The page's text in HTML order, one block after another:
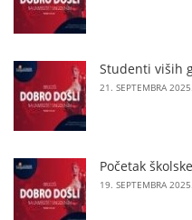
Studenti viših
21. SEPTEMBRA 2025.
Početak
19. SEPTEMBRA 2025.